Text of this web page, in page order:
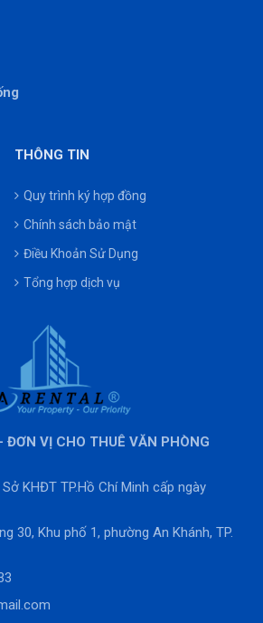
THÔNG TIN
Quy trình ký hợp đồng
Chính sách bảo mật
Điều Khoản Sử Dụng
Tổng hợp dịch vụ
VỊ CHO THUÊ VĂN PHÒNG
KHĐT TP.Hồ Chí Minh cấp ngày
30, Khu phố 1, phường An Khánh, TP.